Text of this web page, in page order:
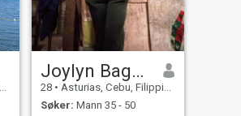
Joylyn Baguio
28 • Asturias, Cebu, Filippinene
Søker: Mann 35 - 50